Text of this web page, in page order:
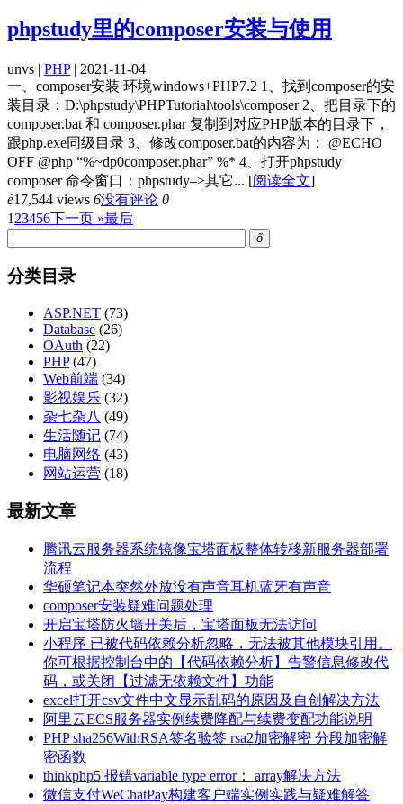
phpstudy里的composer安装与使用
unvs | PHP| 2021-11-04
一、composer安装 环境windows+PHP7.2 1、找到composer的安
装目录：D:\phpstudy\PHPTutorial\tools\composer 2、把目录下的
composer.bat 和 composer.phar 复制到对应PHP版本的目录下，
跟php.exe同级目录 3、修改composer.bat的内容为： @ECHO
OFF @php “%~dp0composer.phar” %* 4、打开phpstudy
composer 命令窗口：phpstudy–>其它... [阅读全文]
ė17,544 views 6没有评论 0
1 23456下一页 »最后
ő
分类目录
ASP.NET (73)
Database (26)
OAuth (22)
PHP(47)
Web前端 (34)
影视娱乐 (32)
杂七杂八 (49)
生活随记 (74)
电脑网络 (43)
网站运营 (18)
最新文章
腾讯云服务器系统镜像宝塔面板整体转移新服务器部署
流程
华硕笔记本突然外放没有声音耳机蓝牙有声音
composer安装疑难问题处理
开启宝塔防火墙开关后，宝塔面板无法访问
小程序 已被代码依赖分析忽略，无法被其他模块引用。
你可根据控制台中的【代码依赖分析】告警信息修改代
码，或关闭【过滤无依赖文件】功能
excel打开csv文件中文显示乱码的原因及自创解决方法
阿里云ECS服务器实例续费降配与续费变配功能说明
PHP sha256WithRSA签名验签 rsa2加密解密 分段加密解
密函数
thinkphp5 报错variable type error： array解决方法
微信支付WeChatPay构建客户端实例实践与疑难解答